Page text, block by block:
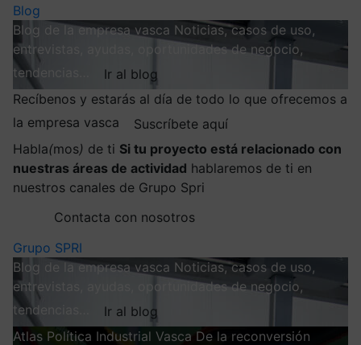
Blog
Blog de la empresa vasca Noticias, casos de uso,
entrevistas, ayudas, oportunidades de negocio,
tendencias…
Ir al blog
Recíbenos y estarás al día de todo lo que ofrecemos a
la empresa vasca
Suscríbete aquí
Habla(mos) de ti Si tu proyecto está relacionado con
nuestras áreas de actividad hablaremos de ti en
nuestros canales de Grupo Spri
Contacta con nosotros
Grupo SPRI
Blog de la empresa vasca Noticias, casos de uso,
entrevistas, ayudas, oportunidades de negocio,
tendencias…
Ir al blog
Atlas Política Industrial Vasca De la reconversión